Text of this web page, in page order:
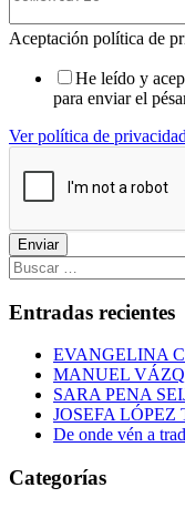
Aceptación política de
He leído y
para enviar el
Ver política de
Enviar
Buscar:
Entradas recientes
EVANGELINA
MANUEL
SARA PENA
JOSEFA LÓPEZ
De onde vén a
Categorías